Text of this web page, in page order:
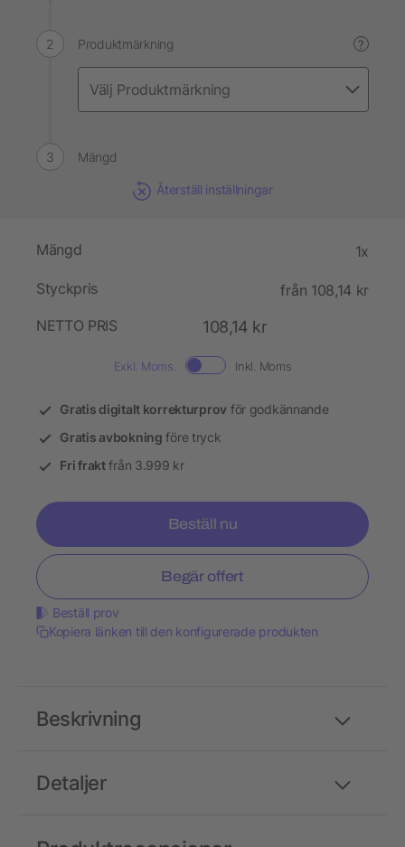
Produktmärkning ?
Mängd
Återställ inställningar
Mängd 1x
Styckpris
från 108,14 kr
NETTO PRIS
108,14 kr
Exkl. Moms. Inkl. Moms
Gratis digitalt korrekturprov för godkännande
Gratis avbokning före tryck
Fri fraktfrån 3.999 kr
Beställ nu
Begär offert
Beställ prov
Kopiera länken till den konfigurerade produkten
Detaljer
Beskrivning